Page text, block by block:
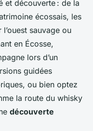
et découverte : de la
écossais, les
sauvage ou
en Écosse,
lors d’un
guidées
ou bien optez
la route du whisky
découverte